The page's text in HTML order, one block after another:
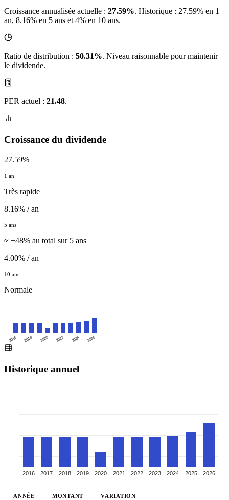
Croissance annualisée actuelle : 27.59%. Historique : 27.59% en 1
an, 8.16% en 5 ans et 4% en 10 ans.
Ratio de distribution : 50.31%. Niveau raisonnable pour maintenir
le dividende.
PER actuel : 21.48.
Croissance du dividende
27.59%
1 an
Très rapide
8.16% / an
5 ans
≈ +48% au total sur 5 ans
4.00% / an
10 ans
Normale
2016 2018 2020 2022 2024 2026
Historique annuel
2016 2017 2018 2019 2020 2021 2022 2023 2024 2025 2026
ANNÉE MONTANT VARIATION